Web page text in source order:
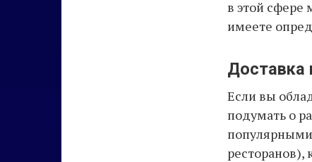
в этой
имеете
Доставка
Если вы
подумать о
ресторанов),